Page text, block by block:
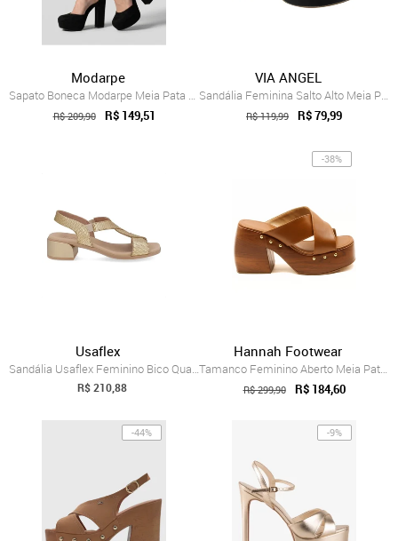
Modarpe
Sapato Boneca Modarpe Meia Pata Salto Gr...
R$ 209,90 R$ 149,51
VIA ANGEL
Sandália Feminina Salto Alto Meia Pata P...
R$ 119,99 R$ 79,99
Usaflex
Sandália Usaflex Feminino Bico Quadrado ...
R$ 210,88
-38%
Hannah Footwear
Tamanco Feminino Aberto Meia Pata Salto ...
R$ 299,90 R$ 184,60
-44% -9%